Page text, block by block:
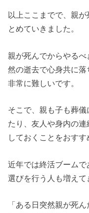
以上ここまでで、親
とめていきました。
親が死んでからやる
然の逝去で心身共に
非常に難しいです。
そこで、親も子も葬
たり、友人や身内の
しておくことをおすす
近年では終活ブーム
選びを行う人も増えて
「ある日突然親が死